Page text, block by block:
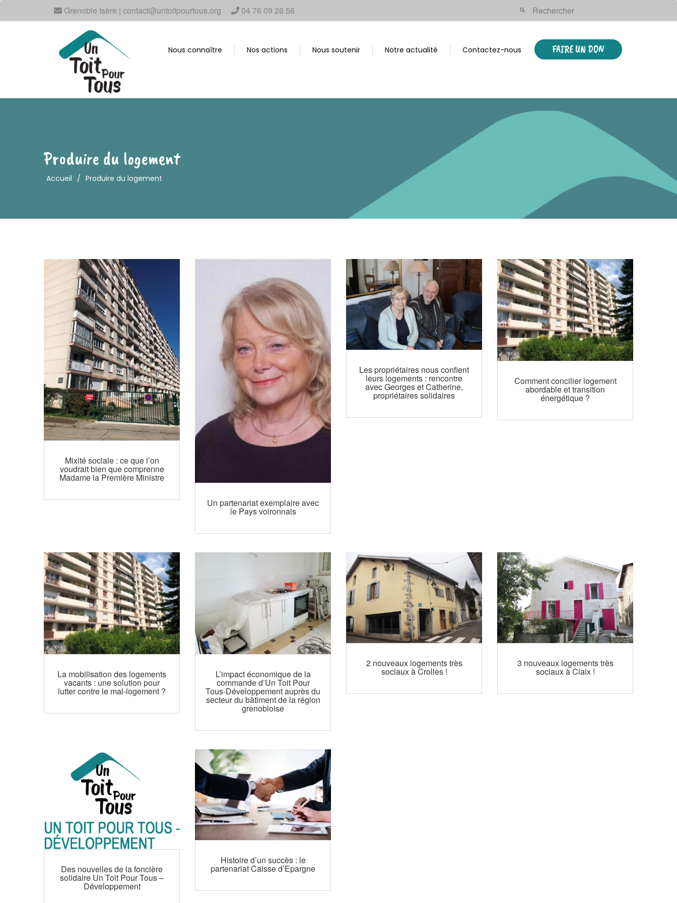
Grenoble Isère | contact@untoitpourtous.org 04 76 09 26 56
FAIRE UN DON
Nous connaître Nos actions Nous soutenir Notre actualité Contactez-nous
Produire du logement
Accueil / Produire du logement
Mixité sociale : ce que l’on
voudrait bien que comprenne
Madame la Première Ministre
Un partenariat exemplaire avec
le Pays voironnais
Les propriétaires nous confient
leurs logements : rencontre
avec Georges et Catherine,
propriétaires solidaires
Comment concilier logement
abordable et transition
énergétique ?
La mobilisation des logements
vacants : une solution pour
lutter contre le mal-logement ?
L’impact économique de la
commande d’Un Toit Pour
Tous-Développement auprès du
secteur du bâtiment de la région
grenobloise
2 nouveaux logements très
sociaux à Crolles !
3 nouveaux logements très
sociaux à Claix !
Des nouvelles de la foncière
solidaire Un Toit Pour Tous –
Développement
Histoire d’un succès : le
partenariat Caisse d’Epargne